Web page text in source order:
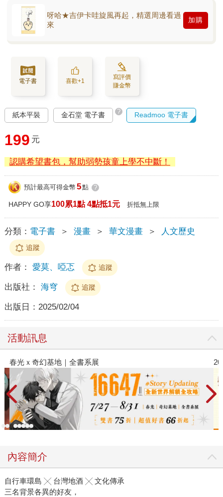
呀哈★吉伊卡哇旋風再起，精選周邊看過
來
加購
電子書 喜歡+1
寫評價
賺金幣
紙本平裝 金石堂 電子書 ? Readmoo 電子書
199 元
認購希望書包，幫助弱勢孩童上學不中斷！
預計最高可得金幣 5點 ?
HAPPY GO享100累1點 4點抵1元 折抵無上限
分類： 電子書 ＞ 漫畫 ＞ 華文漫畫 ＞ 人文歷史
追蹤
作者： 愛莫、啞忑 追蹤
出版社： 海穹 追蹤
出版日： 2025/02/04
活動訊息
春光ｘ奇幻基地｜全書系展
內容簡介
自行車環島 ╳ 台灣地酒 ╳ 文化傳承
三名背景各異的好友，